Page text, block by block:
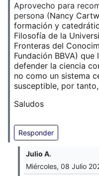
Aprovecho para
persona (Nancy
formación y
Filosofía de la
Fronteras del
Fundación BBVA)
defender la ciencia
no como un sistema
susceptible, por
Saludos
Responder
Julio A.
Miércoles, 08 Julio